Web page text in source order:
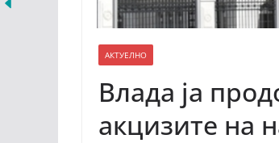
АКТУЕЛНО
Влада ја
акцизите на